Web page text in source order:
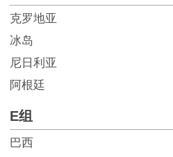
克罗地亚
冰岛
尼日利亚
阿根廷
E组
巴西